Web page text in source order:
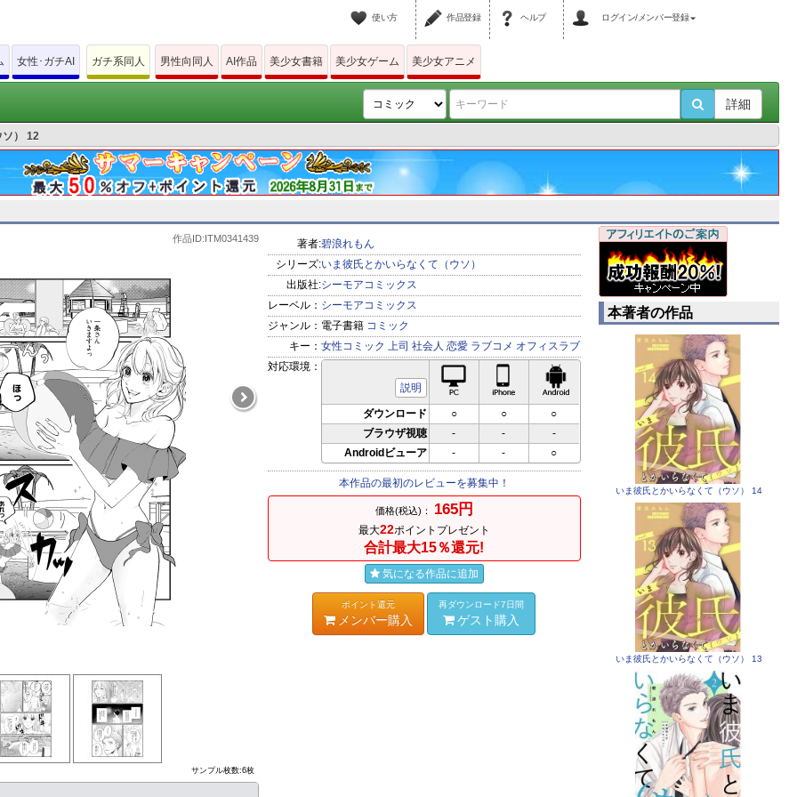
使い方 作品登録 ヘルプ ログイン/メンバー登録
女性･ガチAI ガチ系同人 男性向同人 AI作品 美少女書籍 美少女ゲーム 美少女アニメ
詳細
） 12
作品ID:ITM0341439
サンプル枚数:6枚
著者:碧浪れもん
シリーズ:いま彼氏とかいらなくて（ウソ）
出版社:シーモアコミックス
レーベル： シーモアコミックス
ジャンル： 電子書籍 コミック
キー： 女性コミック 上司 社会人 恋愛 ラブコメ オフィスラブ
対応環境：
説明
PC対応 iPhone対応
ダウンロード ○ ○
○
ブラウザ視聴
- -
-
Androidビューア
- - ○
本作品の最初のレビューを募集中！
価格(税込)： 165円
最大22ポイントプレゼント
合計最大15％還元!
気になる作品に追加
ポイント還元
メンバー購入
再ダウンロード7日間
ゲスト購入
本著者の作品
いま彼氏とかいらなくて（ウソ） 14
いま彼氏とかいらなくて（ウソ） 13